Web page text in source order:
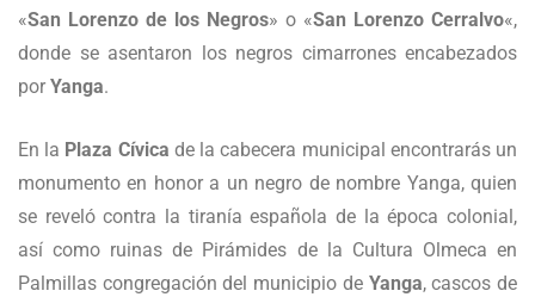
«San Lorenzo de los Negros» o «San Lorenzo Cerralvo«,
donde se asentaron los negros cimarrones encabezados
por Yanga.
En la Plaza Cívica de la cabecera municipal encontrarás un
monumento en honor a un negro de nombre Yanga, quien
se reveló contra la tiranía española de la época colonial,
así como ruinas de Pirámides de la Cultura Olmeca en
Palmillas congregación del municipio de Yanga, cascos de